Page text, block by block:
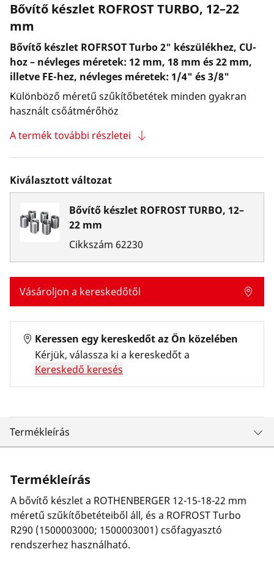
Bővítő készlet ROFROST TURBO, 12–22
mm
Bővítő készlet ROFRSOT Turbo 2" készülékhez, CU-
hoz – névleges méretek: 12 mm, 18 mm és 22 mm,
illetve FE-hez, névleges méretek: 1/4" és 3/8"
Különböző méretű szűkítőbetétek minden gyakran
használt csőátmérőhöz
A termék további részletei
Kiválasztott változat
Bővítő készlet ROFROST TURBO, 12–
22 mm
Cikkszám 62230
Vásároljon a kereskedőtől
Keressen egy kereskedőt az Ön közelében
Kérjük, válassza ki a kereskedőt a
Kereskedő keresés
Termékleírás
Termékleírás
A bővítő készlet a ROTHENBERGER 12-15-18-22 mm
méretű szűkítőbetéteiből áll, és a ROFROST Turbo
R290 (1500003000; 1500003001) csőfagyasztó
rendszerhez használható.